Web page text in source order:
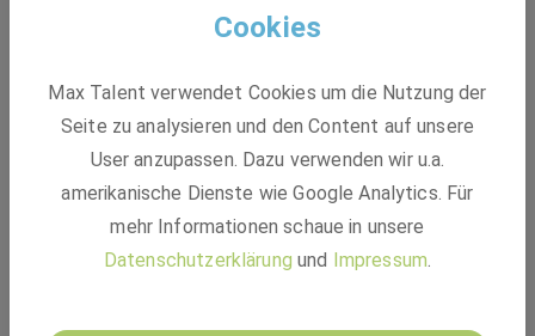
Ganz gleich, ob Sie als Berufseinsteiger oder mit
langjähriger Berufserfahrung zu uns kommen - bei uns
finden Sie ein inspirierendes Arbeitsumfeld, das von einem
starken Teamgeist geprägt ist und in dem Sie Ihre
individuellen Fähigkeiten entfalten können.
Zusatzvergütungen in Form von Boni oder
Cookies
Max Talent verwendet Cookies um die Nutzung der
Seite zu analysieren und den Content auf unsere
User anzupassen. Dazu verwenden wir u.a.
amerikanische Dienste wie Google Analytics. Für
mehr Informationen schaue in unsere
Datenschutzerklärung und Impressum.